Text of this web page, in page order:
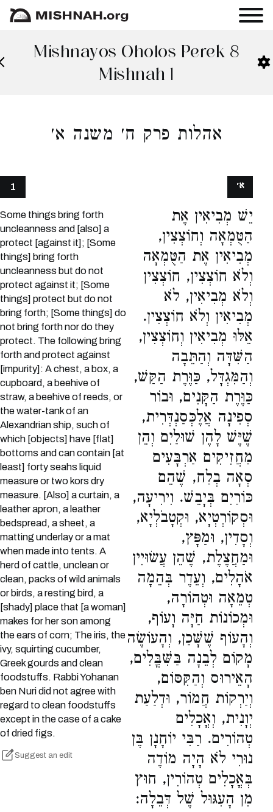
Mishnayos Oholos Perek 8
Mishnah 1
אהלות פרק ח׳ משנה א׳
1
Some things bring forth
uncleanness and [also] a
protect [against it]; [Some
things] bring forth
uncleanness but do not
protect against it; [Some
things] protect but do not
bring forth; [Some things] do
not bring forth nor do they
protect. The following bring
forth and protect against
[impurity]: A chest, a box, a
cupboard, a beehive of
straw, a beehive of reeds, or
the water-tank of an
Alexandrian ship, such of
which [objects] have [flat]
bottoms and can contain [at
least] forty seahs liquid
measure or two kors dry
measure. [Also] a curtain, a
leather apron, a leather
bedspread, a sheet, a
matting underlay or a mat
when made into tents. A
herd of cattle, unclean or
clean, packs of wild animals
or birds, a resting bird, a
[shady] place that [a woman]
makes for her son among
the ears of corn; The iris, the
ivy, squirting cucumber,
Greek gourds and clean
foodstuffs. Rabbi Yohanan
ben Nuri did not agree with
regard to clean foodstuffs
except in the case of a cake
of dried figs.
Suggest an edit
יֵשׁ מְבִיאִין אֶת
הַטֻּמְאָה וְחוֹצְצִין,
מְבִיאִין אֶת הַטֻּמְאָה
וְלֹא חוֹצְצִין, חוֹצְצִין
וְלֹא מְבִיאִין, לֹא
מְבִיאִין וְלֹא חוֹצְצִין.
אֵלּוּ מְבִיאִין וְחוֹצְצִין,
הַשִּׁדָּה וְהַתֵּבָה
וְהַמִּגְדָּל, כַּוֶּרֶת הַקַּשׁ,
כַּוֶּרֶת הַקָּנִים, וּבוֹר
סְפִינָה אֲלֶכְּסַנְדְּרִית,
שֶׁיֶּשׁ לָהֶן שׁוּלַיִם וְהֵן
מַחֲזִיקִים אַרְבָּעִים
סְאָה בְלַח, שֶׁהֵם
כּוֹרַיִם בְּיָבֵשׁ. וִירִיעָה,
וּסְקוֹרְטְיָא, וּקְטָבֹלְיָא,
וְסָדִין, וּמַפָּץ,
וּמַחֲצֶלֶת, שֶׁהֵן עֲשׂוּיִין
אֹהָלִים, וְעֵדֶר בְּהֵמָה
טְמֵאָה וּטְהוֹרָה,
וּמְכוֹנוֹת חַיָּה וָעוֹף,
וְהָעוֹף שֶׁשָּׁכַן, וְהָעוֹשֶׂה
מָקוֹם לְבֵנָה בַּשִּׁבֳּלִים,
הָאֵירוּס וְהַקִּסּוֹם,
וְיַרְקוֹת חֲמוֹר, וּדְלַעַת
יְוָנִית, וְאֳכָלִים
טְהוֹרִים. רַבִּי יוֹחָנָן בֶּן
נוּרִי לֹא הָיָה מוֹדֶה
בְּאֳכָלִים טְהוֹרִין, חוּץ
מִן הָעִגּוּל שֶׁל דְּבֵלָה:
א׳